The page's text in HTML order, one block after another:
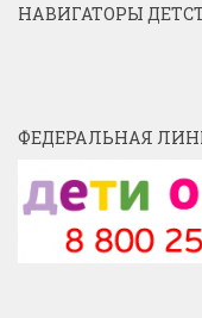
НАВИГАТОРЫ
ФЕДЕРАЛЬНАЯ